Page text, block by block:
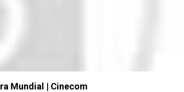
Mundial | Cinecom